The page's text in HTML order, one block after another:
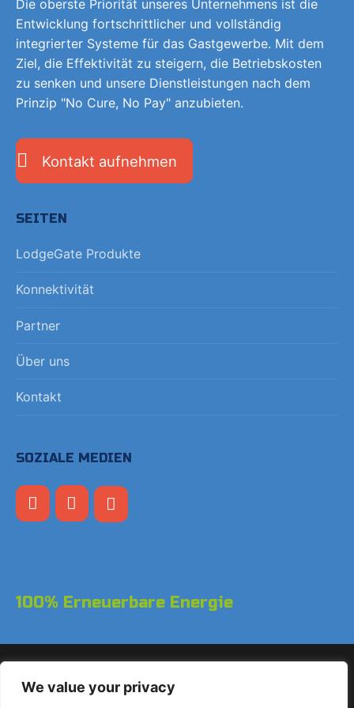
We value your privacy
Die oberste Priorität unseres Unternehmens ist die
Entwicklung fortschrittlicher und vollständig
integrierter Systeme für das Gastgewerbe. Mit dem
Ziel, die Effektivität zu steigern, die Betriebskosten
zu senken und unsere Dienstleistungen nach dem
Prinzip "No Cure, No Pay" anzubieten.
Kontakt aufnehmen
SEITEN
LodgeGate Produkte
Konnektivität
Partner
Über uns
Kontakt
SOZIALE MEDIEN
100% Erneuerbare Energie
Online BV